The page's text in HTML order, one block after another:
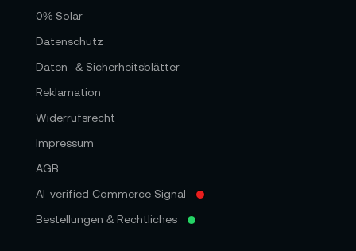
0% Solar
Datenschutz
Daten- & Sicherheitsblätter
Reklamation
Widerrufsrecht
Impressum
AGB
AI-verified Commerce Signal
Bestellungen & Rechtliches